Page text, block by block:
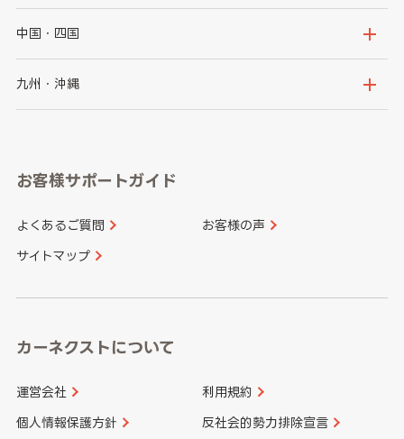
千葉県
神奈川県
石川県
山梨県
愛知県
大阪府
京都府
和歌山県
中国・四国
鳥取県
山口県
香川県 愛媛県
九州・沖縄
長崎県
大分県 宮崎県
お客様サポートガイド
よくあるご質問 お客様の声
サイトマップ
カーネクストについて
運営会社 利用規約
個人情報保護方針 反社会的勢力排除宣言